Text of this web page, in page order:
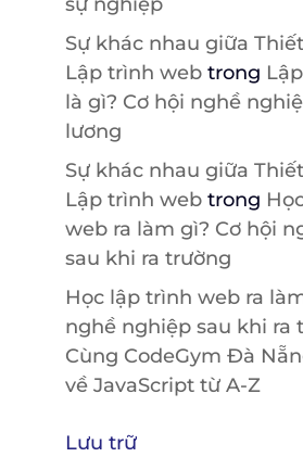
Sự khác nhau giữa
Lập trình webtrong
là gì? Cơ hội nghề
lương
Sự khác nhau giữa
Lập trình webtrong
web ra làm gì? Cơ hội
sau khi ra trường
Học lập trình web ra
nghề nghiệp sau khi ra
Cùng CodeGym Đà
về JavaScript từ A-Z
Lưu trữ